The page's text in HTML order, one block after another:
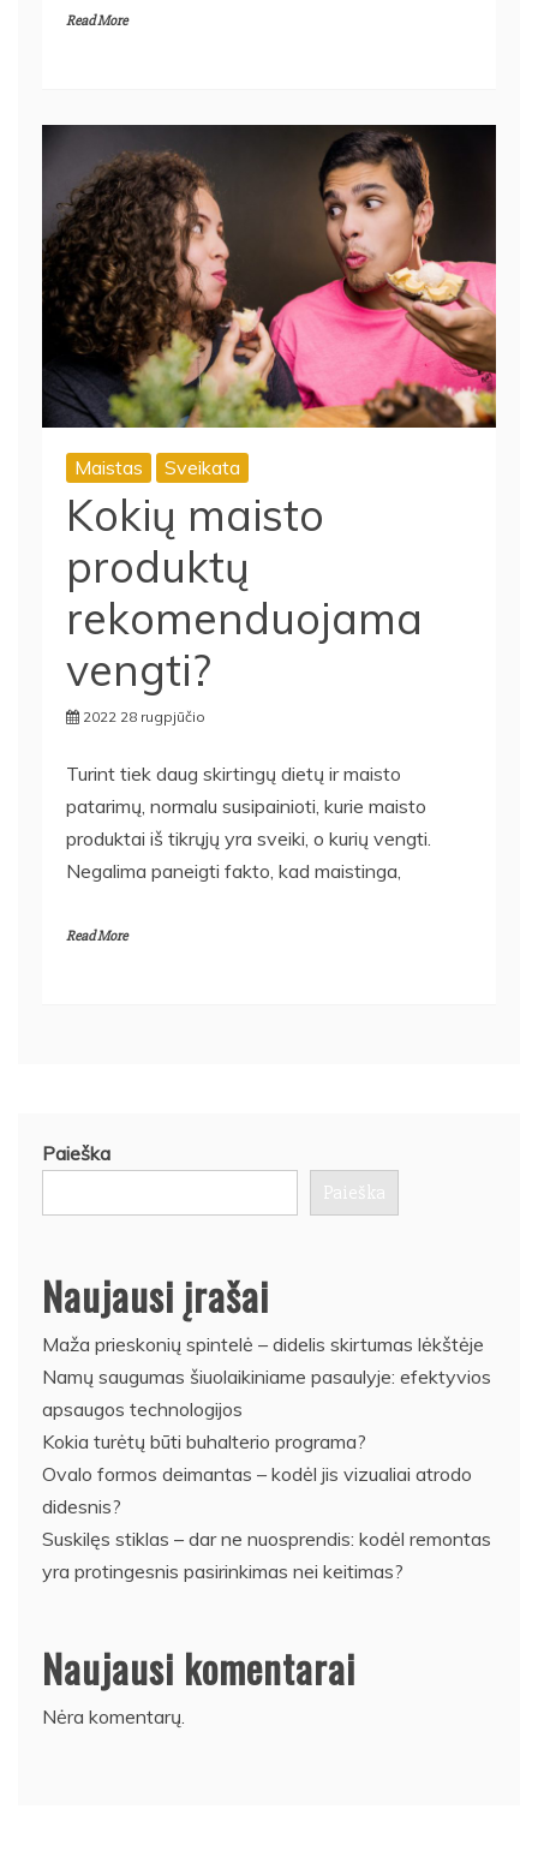
Read More
Maistas Sveikata
Kokių maisto
produktų
rekomenduojama
vengti?
2022 28 rugpjūčio
Turint tiek daug skirtingų dietų ir maisto
patarimų, normalu susipainioti, kurie maisto
produktai iš tikrųjų yra sveiki, o kurių vengti.
Negalima paneigti fakto, kad maistinga,
Read More
Paieška
Paieška
Naujausi įrašai
Maža prieskonių spintelė – didelis skirtumas lėkštėje
Namų saugumas šiuolaikiniame pasaulyje: efektyvios
apsaugos technologijos
Kokia turėtų būti buhalterio programa?
Ovalo formos deimantas – kodėl jis vizualiai atrodo
didesnis?
Suskilęs stiklas – dar ne nuosprendis: kodėl remontas
yra protingesnis pasirinkimas nei keitimas?
Naujausi komentarai
Nėra komentarų.